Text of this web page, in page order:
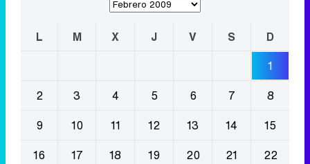
L M X J V S
D
1
2
3 4 5 6 7
8
9
10 11 12 13 14
15
16
17 18 19 20 21
22